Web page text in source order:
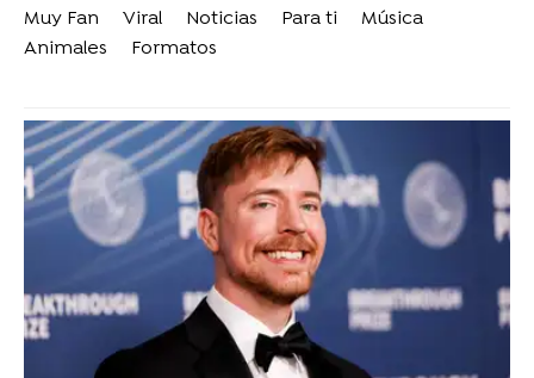
Muy Fan Viral Noticias Para ti
Música
Animales
Formatos